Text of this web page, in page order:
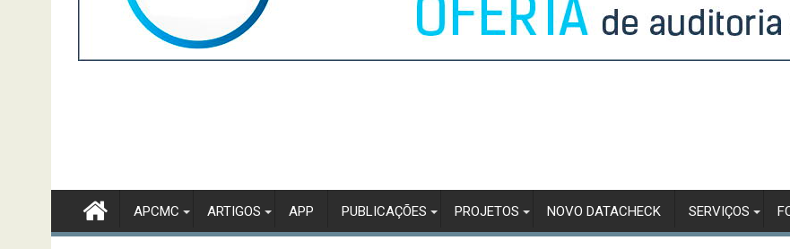
APCMC ARTIGOS APP PUBLICAÇÕES PROJETOS NOVO DATACHECK SERVIÇOS